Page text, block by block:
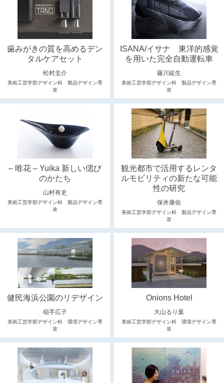
歯みがきの質を高めるデン
タルケアセット
松村圭介
美術工芸学部デザイン科 製品デザイン専
攻
ISANA/イサナ 東洋的感覚
を用いた完全自動運転車
藤川紘生
美術工芸学部デザイン科 製品デザイン専
攻
– 唯花 – Yuika 新しい偲び
のかたち
山村有史
美術工芸学部デザイン科 製品デザイン専
攻
観光都市で活用するレンタ
ルモビリティの新たな可能
性の研究
保井康佑
美術工芸学部デザイン科 製品デザイン専
攻
健民海浜公園のリデザイン
稲手広子
美術工芸学部デザイン科 環境デザイン専
攻
Onions Hotel
大山るり葉
美術工芸学部デザイン科 環境デザイン専
攻